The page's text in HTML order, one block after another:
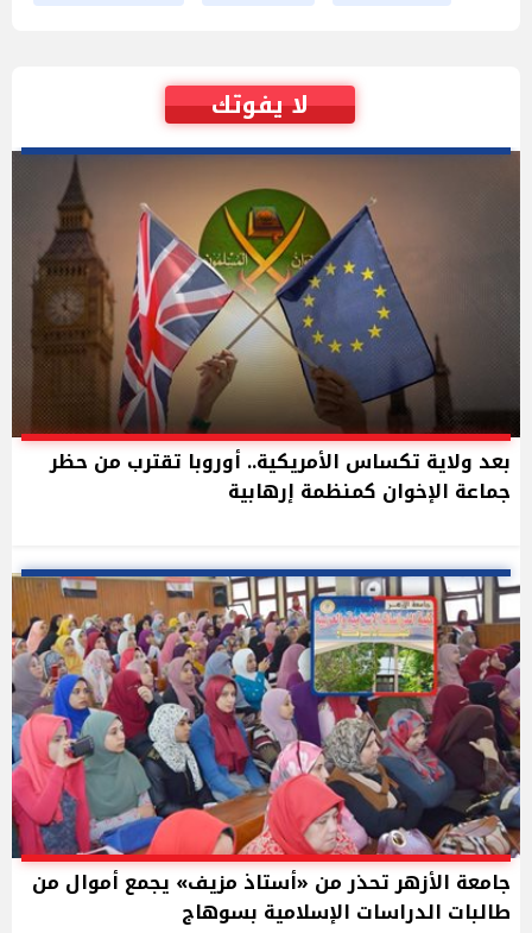
لا يفوتك
بعد ولاية تكساس الأمريكية.. أوروبا تقترب من حظر
جماعة الإخوان كمنظمة إرهابية
جامعة الأزهر تحذر من «أستاذ مزيف» يجمع أموال من
طالبات الدراسات الإسلامية بسوهاج